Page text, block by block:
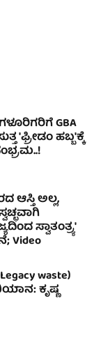
GBA
'ಫ್ರೀಡಂ ಹಬ್ಬ'ಕ್ಕೆ
ಆಸ್ತಿ ಅಲ್ಲ,
ಸ್ವಾತಂತ್ರ್ಯ'
Video
waste)
ಕೃಷ್ಣ